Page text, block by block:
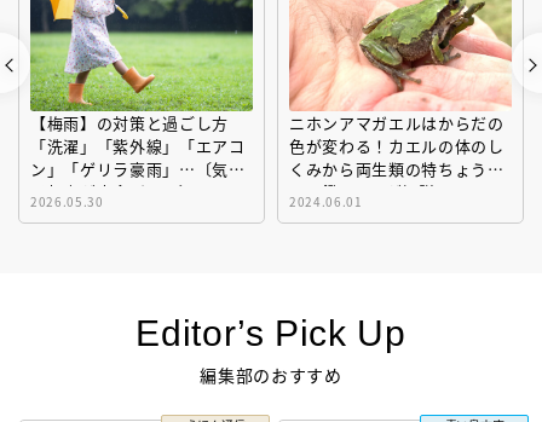
【梅雨】の対策と過ごし方
「洗濯」「紫外線」「エアコ
ン」「ゲリラ豪雨」…〔気象
予報士が完全ガイド〕
2026.05.30
ニホンアマガエルはからだの
色が変わる！カエルの体のし
くみから両生類の特ちょうま
で図鑑MOVEが解説！
2024.06.01
Editor’s Pick Up
編集部のおすすめ